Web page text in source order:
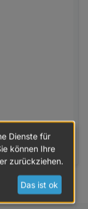
Dienste für
können Ihre
zurückziehen.
Das ist ok